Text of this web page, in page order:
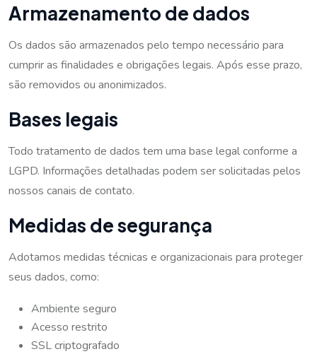
Armazenamento de dados
Os dados são armazenados pelo tempo necessário para
cumprir as finalidades e obrigações legais. Após esse prazo,
são removidos ou anonimizados.
Bases legais
Todo tratamento de dados tem uma base legal conforme a
LGPD. Informações detalhadas podem ser solicitadas pelos
nossos canais de contato.
Medidas de segurança
Adotamos medidas técnicas e organizacionais para proteger
seus dados, como:
Ambiente seguro
Acesso restrito
SSL criptografado